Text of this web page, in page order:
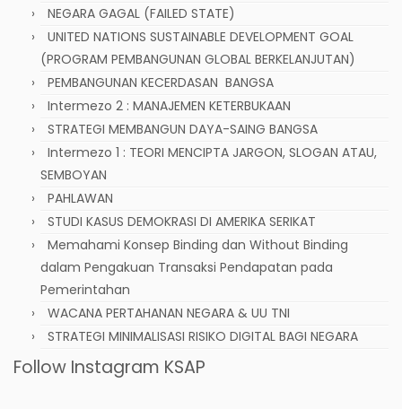
NEGARA GAGAL (FAILED STATE)
UNITED NATIONS SUSTAINABLE DEVELOPMENT GOAL
(PROGRAM PEMBANGUNAN GLOBAL BERKELANJUTAN)
PEMBANGUNAN KECERDASAN BANGSA
Intermezo 2 : MANAJEMEN KETERBUKAAN
STRATEGI MEMBANGUN DAYA-SAING BANGSA
Intermezo 1 : TEORI MENCIPTA JARGON, SLOGAN ATAU,
SEMBOYAN
PAHLAWAN
STUDI KASUS DEMOKRASI DI AMERIKA SERIKAT
Memahami Konsep Binding dan Without Binding
dalam Pengakuan Transaksi Pendapatan pada
Pemerintahan
WACANA PERTAHANAN NEGARA & UU TNI
STRATEGI MINIMALISASI RISIKO DIGITAL BAGI NEGARA
Follow Instagram KSAP